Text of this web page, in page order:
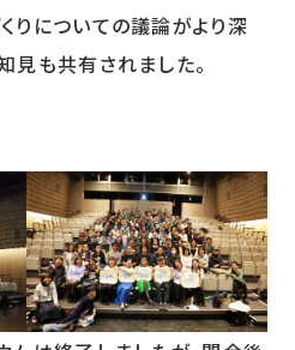
りについての議論がより深
見も共有されました。